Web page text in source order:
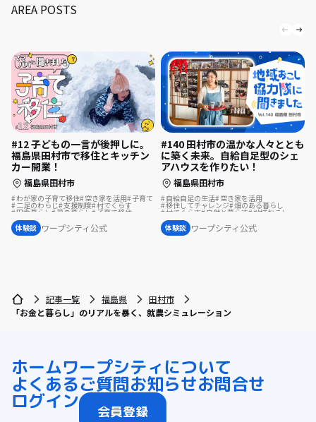
AREA POSTS
#12 子どもの一言が後押しに。
福島県田村市で移住とキッチン
カー開業！
福島県田村市
わが家の子育て移住 空き家を活用 子育て
二足のわらじ 支援制度 村でくらす
田舎暮らし 夢の暮らし 子育て移住
#わが家の子育て移住
温泉の近く
体験談 ワープシティ公式
#140 田村市の温かな人々ととも
に築く未来。自給自足型のシェ
アハウスを作りたい！
福島県田村市
自給自足の生活 空き家を活用
移住してチャレンジ 畑のある暮らし
村でくらす 自然と暮らす 地域おこし
移住を機に起業
地域おこし協力隊 スポーツで豊かに
古民家を活用 歴史をつむぐ
体験談 ワープシティ公式
記事一覧 福島県
田村市
「お金と暮らし」のリアルを暴く、就農シミュレーション
ホームワープシティについて
よくあるご質問お知らせお問合せ
ログイン 会員登録